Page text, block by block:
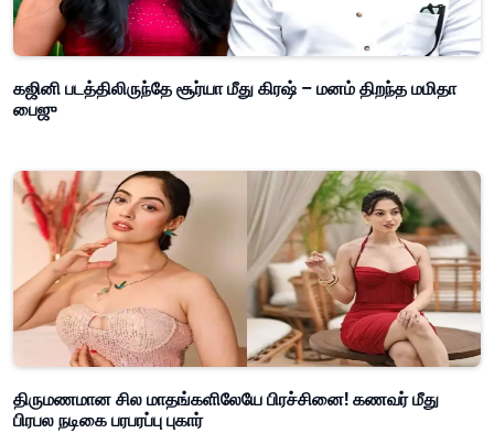
கஜினி படத்திலிருந்தே சூர்யா மீது கிரஷ் – மனம் திறந்த மமிதா
பைஜு
திருமணமான சில மாதங்களிலேயே பிரச்சினை! கணவர் மீது
பிரபல நடிகை பரபரப்பு புகார்